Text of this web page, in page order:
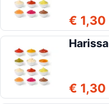
€ 1,30
Harissa
€ 1,30